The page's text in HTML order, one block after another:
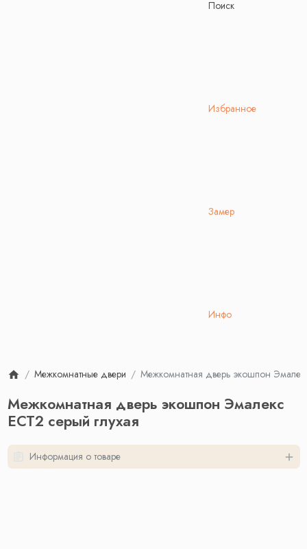
Поиск
Избранное
Замер
Инфо
Межкомнатные двери Межкомнатная дверь экошпон
Межкомнатная дверь экошпон Эмалекс
ЕСТ2 серый глухая
Информация о товаре